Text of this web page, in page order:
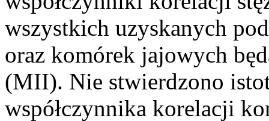
wszystkich uzyskanych
oraz komórek jajowych
(MII). Nie stwierdzono
współczynnika korelacji